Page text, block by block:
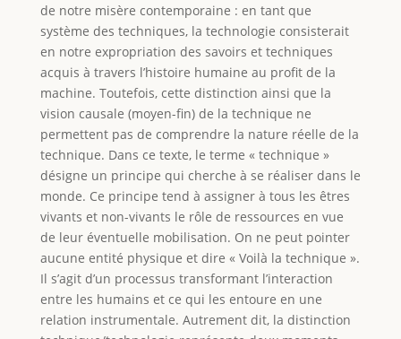
de notre misère contemporaine : en tant que
système des techniques, la technologie consisterait
en notre expropriation des savoirs et techniques
acquis à travers l’histoire humaine au profit de la
machine. Toutefois, cette distinction ainsi que la
vision causale (moyen-fin) de la technique ne
permettent pas de comprendre la nature réelle de la
technique. Dans ce texte, le terme « technique »
désigne un principe qui cherche à se réaliser dans le
monde. Ce principe tend à assigner à tous les êtres
vivants et non-vivants le rôle de ressources en vue
de leur éventuelle mobilisation. On ne peut pointer
aucune entité physique et dire « Voilà la technique ».
Il s’agit d’un processus transformant l’interaction
entre les humains et ce qui les entoure en une
relation instrumentale. Autrement dit, la distinction